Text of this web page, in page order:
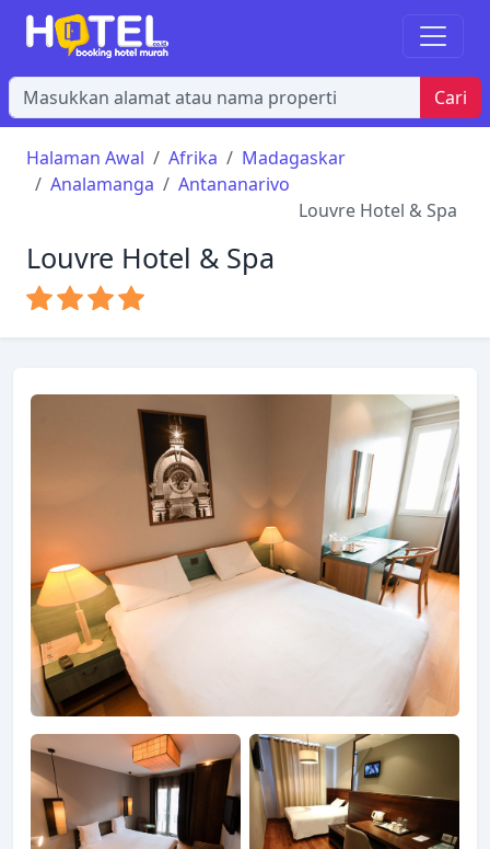
Cari
Halaman Awal Afrika
Madagaskar
Analamanga
Antananarivo
Louvre Hotel & Spa
Louvre Hotel & Spa